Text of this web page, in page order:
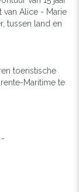
van Alice - Marie
tussen land en
toeristische
Maritime te